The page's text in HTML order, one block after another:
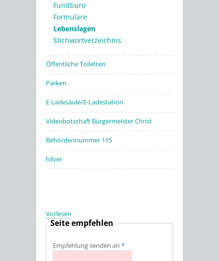
Fundbüro
Formulare
Lebenslagen
Stichwortverzeichnis
Öffentliche Toiletten
Parken
E-Ladesäule/E-Ladestation
Videobotschaft Bürgermeister Christ
Behördennummer 115
hilver
Vorlesen
Seite empfehlen
Empfehlung senden an *